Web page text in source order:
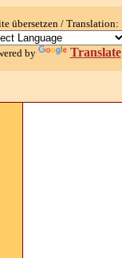
übersetzen / Translation:
by Translate